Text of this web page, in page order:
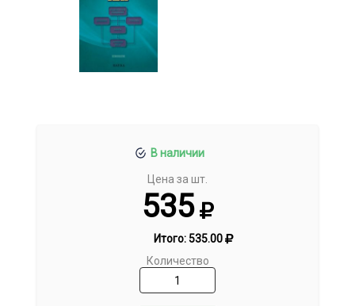
В наличии
Цена за шт.
535
Итого:535.00
Количество